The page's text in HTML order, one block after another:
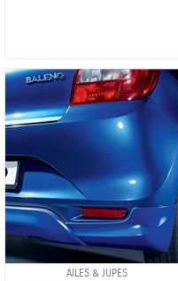
AILES & JUPES